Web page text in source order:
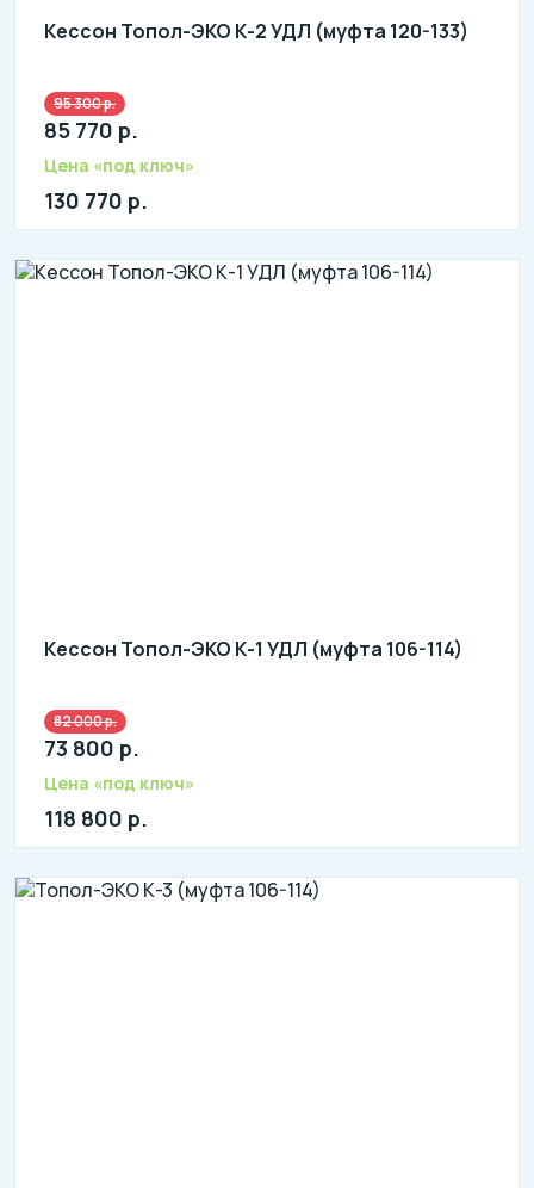
Кессон Топол-ЭКО К-2 УДЛ (муфта 120-133)
95 300 р.
85 770 р.
Цена «под ключ»
130 770 р.
Кессон Топол-ЭКО К-1 УДЛ (муфта 106-114)
82 000 р.
73 800 р.
Цена «под ключ»
118 800 р.